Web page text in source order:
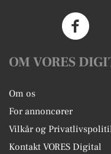
OM VORES
Om os
For annoncører
Vilkår og
Kontakt VORES Digital